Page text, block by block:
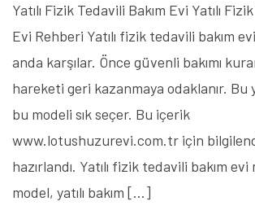
Yatılı Fizik Tedavili Bakım Evi Yatılı
Evi Rehberi Yatılı fizik tedavili bakım
anda karşılar. Önce güvenli bakımı
hareketi geri kazanmaya odaklanır. Bu
bu modeli sık seçer. Bu içerik
www.lotushuzurevi.com.tr için
hazırlandı. Yatılı fizik tedavili bakım
model, yatılı bakım […]